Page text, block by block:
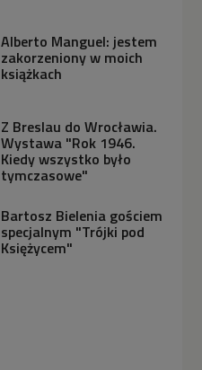
Alberto Manguel: jestem
zakorzeniony w moich
książkach
Z Breslau do Wrocławia.
Wystawa "Rok 1946.
Kiedy wszystko było
tymczasowe"
Bartosz Bielenia gościem
specjalnym "Trójki pod
Księżycem"